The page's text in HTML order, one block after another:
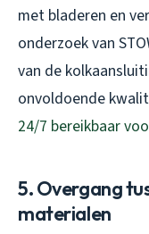
met bladeren en
onderzoek van
van de
onvoldoende
24/7 bereikbaar
5. Overgang
materialen